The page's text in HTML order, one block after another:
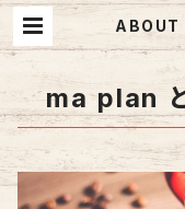
ma plan と